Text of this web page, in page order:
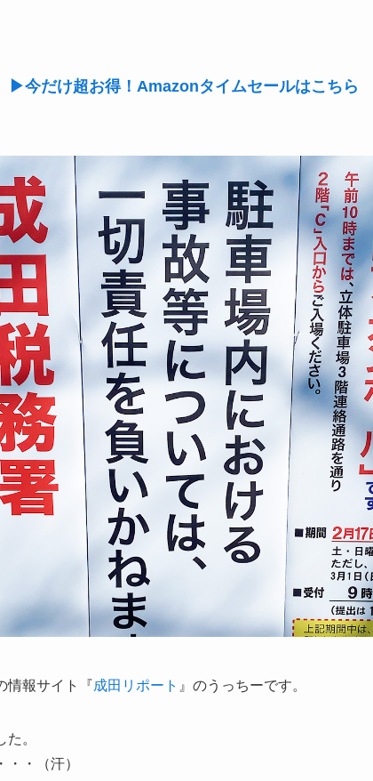
▶今だけ超お得！Amazonタイムセールはこちら
情報サイト『成田リポート 』のうっちーです。
。
・（汗）